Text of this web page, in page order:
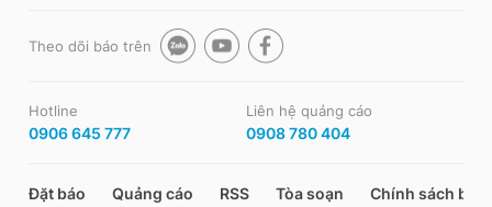
Theo dõi báo trên
Hotline
0906 645 777
Liên hệ quảng cáo
0908 780 404
Đặt báo Quảng cáo RSS Tòa soạn Chính sách bảo